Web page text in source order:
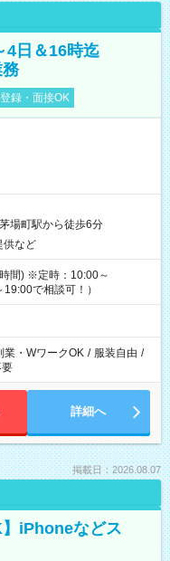
4日＆16時迄
録・面接OK
茅場町駅から徒歩6分
供など
間) ※定時：10:00～
で相談可！）
業・WワークOK / 服装自由 /
詳細へ
掲載日：2026.08.07
】iPhoneなどス